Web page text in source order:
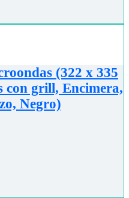
(322 x 335
con grill, Encimera,
Negro)